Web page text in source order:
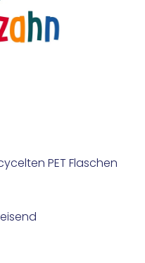
PET Flaschen